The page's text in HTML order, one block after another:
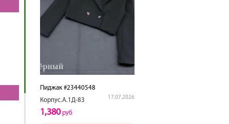
Пиджак #23440548
Корпус.А.1Д-83
17.07.2026
1,380руб